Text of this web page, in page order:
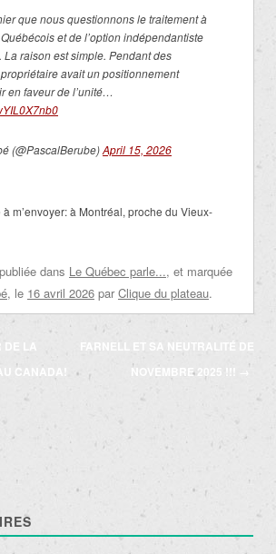
que nous questionnons le traitement à
et de l’option indépendantiste
La raison est simple. Pendant des
avait un positionnement
en faveur de l’unité…
(@PascalBerube)April 15, 2026
m’envoyer: à Montréal, proche du Vieux-
dans Le Québec parle..., et marquée
, le 16 avril 2026 par Clique du plateau.
DE LA
CANADA!
FARNELL ET SA NEUTRALITÉ DE
NOVEMBRE 2025 !!!
→